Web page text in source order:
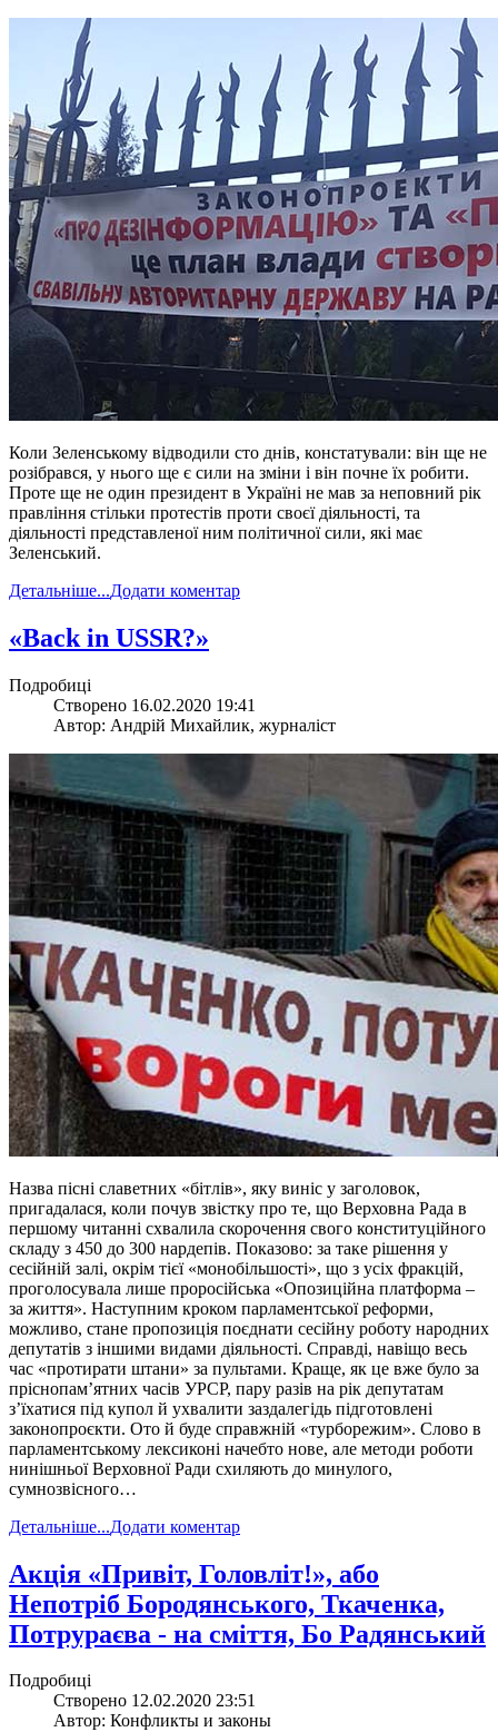
Коли Зеленському відводили сто днів, констатували: він ще не
розібрався, у нього ще є сили на зміни і він почне їх робити.
Проте ще не один президент в Україні не мав за неповний рік
правління стільки протестів проти своєї діяльності, та
діяльності представленої ним політичної сили, які має
Зеленський.
Детальніше...Додати коментар
​«Back in USSR?»
Подробиці
Створено 16.02.2020 19:41
Автор: Андрій Михайлик, журналіст
Назва пісні славетних «бітлів», яку виніс у заголовок,
пригадалася, коли почув звістку про те, що Верховна Рада в
першому читанні схвалила скорочення свого конституційного
складу з 450 до 300 нардепів. Показово: за таке рішення у
сесійній залі, окрім тієї «монобільшості», що з усіх фракцій,
проголосувала лише проросійська «Опозиційна платформа –
за життя». Наступним кроком парламентської реформи,
можливо, стане пропозиція поєднати сесійну роботу народних
депутатів з іншими видами діяльності. Справді, навіщо весь
час «протирати штани» за пультами. Краще, як це вже було за
пріснопам’ятних часів УРСР, пару разів на рік депутатам
з’їхатися під купол й ухвалити заздалегідь підготовлені
законопроєкти. Ото й буде справжній «турборежим». Слово в
парламентському лексиконі начебто нове, але методи роботи
нинішньої Верховної Ради схиляють до минулого,
сумнозвісного…
Детальніше...Додати коментар
​Акція «Привіт, Головліт!», або
Непотріб Бородянського, Ткаченка,
Потрураєва - на сміття, Бо Радянський
Подробиці
Створено 12.02.2020 23:51
Автор: Конфликты и законы